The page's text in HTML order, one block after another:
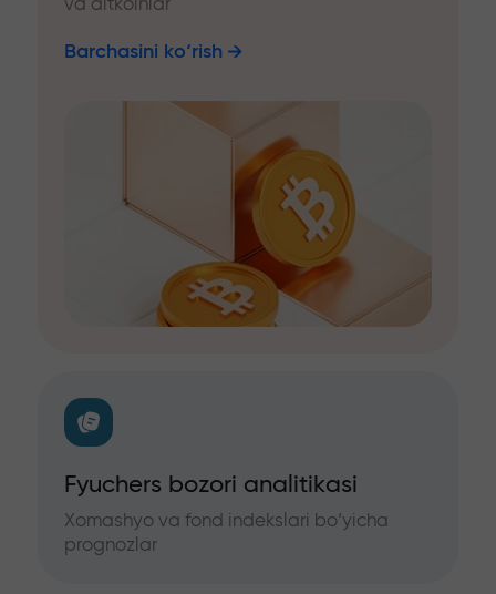
va altkoinlar
Barchasini ko‘rish
Fyuchers bozori analitikasi
Xomashyo va fond indekslari bo‘yicha
prognozlar